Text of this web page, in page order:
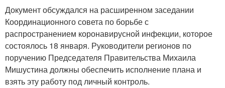
Документ обсуждался на расширенном заседании
Координационного совета по борьбе с
распространением коронавирусной инфекции, которое
состоялось 18 января. Руководители регионов по
поручению Председателя Правительства Михаила
Мишустина должны обеспечить исполнение плана и
взять эту работу под личный контроль.